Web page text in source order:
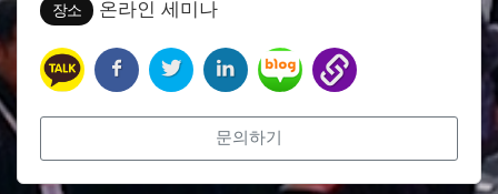
장소 온라인 세미나
문의하기